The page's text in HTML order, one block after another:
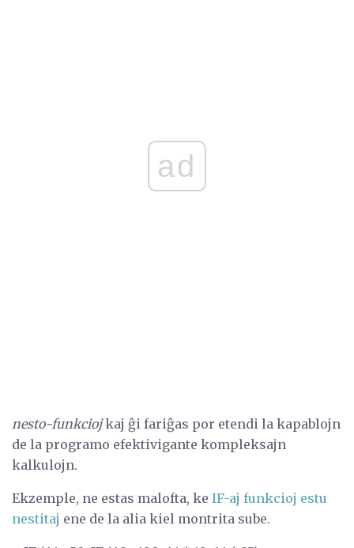
ad
nesto-funkciojkaj ĝi fariĝas por etendi la kapablojn
de la programo efektivigante kompleksajn
kalkulojn.
Ekzemple, ne estas malofta, ke IF-aj funkcioj estu
nestitaj ene de la alia kiel montrita sube.